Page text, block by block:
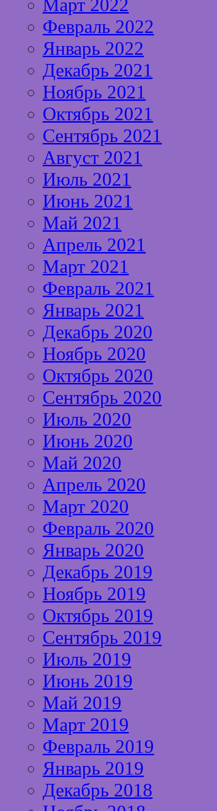
Март 2022
Февраль 2022
Январь 2022
Декабрь 2021
Ноябрь 2021
Октябрь 2021
Сентябрь 2021
Август 2021
Июль 2021
Июнь 2021
Май 2021
Апрель 2021
Март 2021
Февраль 2021
Январь 2021
Декабрь 2020
Ноябрь 2020
Октябрь 2020
Сентябрь 2020
Июль 2020
Июнь 2020
Май 2020
Апрель 2020
Март 2020
Февраль 2020
Январь 2020
Декабрь 2019
Ноябрь 2019
Октябрь 2019
Сентябрь 2019
Июль 2019
Июнь 2019
Май 2019
Март 2019
Февраль 2019
Январь 2019
Декабрь 2018